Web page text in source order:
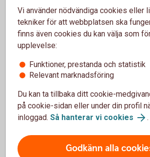
Har du frågor om Swish är du
oss.
Villkor Swish
Här hittar du villkoren för Swish.
Vi använder nödvändiga cookies eller
tekniker för att webbplatsen ska
finns även cookies du kan välja som
upplevelse:
Funktioner, prestanda och statistik
Relevant marknadsföring
Du kan ta tillbaka ditt cookie-
på cookie-sidan eller under din profil
inloggad. Så hanterar vi cookies .
Godkänn alla